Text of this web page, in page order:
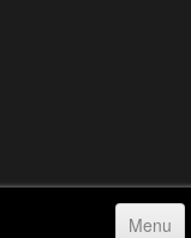
Menu